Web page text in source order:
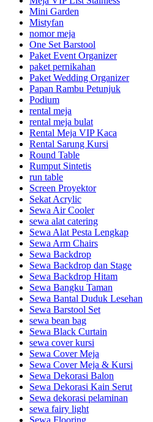
Mini Garden
Mistyfan
nomor meja
One Set Barstool
Paket Event Organizer
paket pernikahan
Paket Wedding Organizer
Papan Rambu Petunjuk
Podium
rental meja
rental meja bulat
Rental Meja VIP Kaca
Rental Sarung Kursi
Round Table
Rumput Sintetis
run table
Screen Proyektor
Sekat Acrylic
Sewa Air Cooler
sewa alat catering
Sewa Alat Pesta Lengkap
Sewa Arm Chairs
Sewa Backdrop
Sewa Backdrop dan Stage
Sewa Backdrop Hitam
Sewa Bangku Taman
Sewa Bantal Duduk Lesehan
Sewa Barstool Set
sewa bean bag
Sewa Black Curtain
sewa cover kursi
Sewa Cover Meja
Sewa Cover Meja & Kursi
Sewa Dekorasi Balon
Sewa Dekorasi Kain Serut
Sewa dekorasi pelaminan
sewa fairy light